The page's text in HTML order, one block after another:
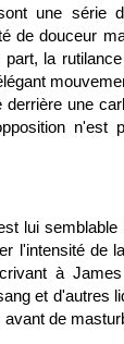
une série
de douceur
part, la
derrière une
n'est
lui
l'intensité de
à
et d'autres
avant de